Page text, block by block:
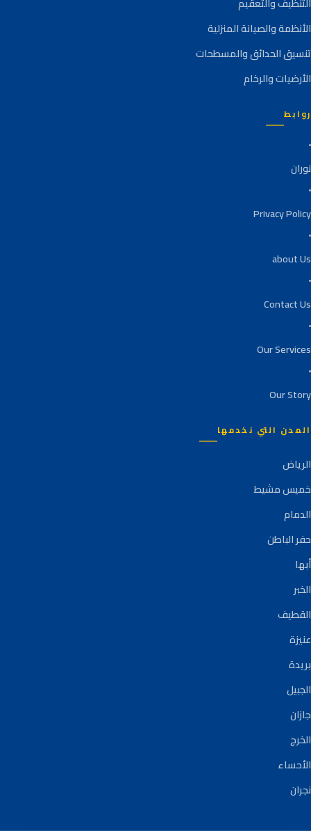
الأنظمة والصيانة المنزلية
تنسيق الحدائق والمسطحات
الأرضيات والرخام
روابط
نوران
Privacy Policy
about Us
Contact Us
Our Services
Our Story
المدن التي نخدمها
الرياض
خميس مشيط
الدمام
حفر الباطن
أبها
الخبر
القطيف
عنيزة
بريدة
الجبيل
جازان
الخرج
الأحساء
نجران